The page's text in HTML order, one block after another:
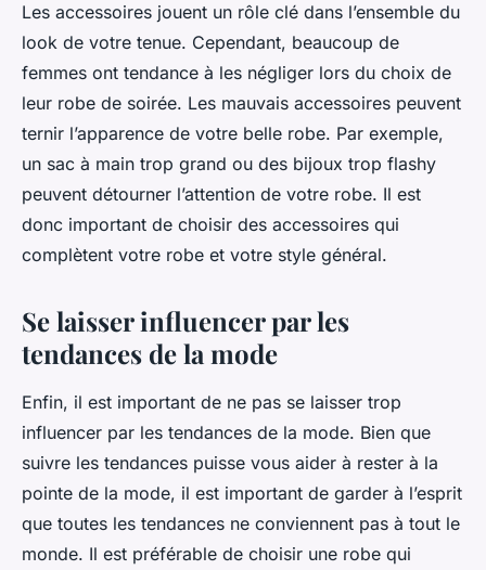
Les accessoires jouent un rôle clé dans l’ensemble du
look de votre tenue. Cependant, beaucoup de
femmes ont tendance à les négliger lors du choix de
leur robe de soirée. Les mauvais accessoires peuvent
ternir l’apparence de votre belle robe. Par exemple,
un sac à main trop grand ou des bijoux trop flashy
peuvent détourner l’attention de votre robe. Il est
donc important de choisir des accessoires qui
complètent votre robe et votre style général.
Se laisser influencer par les
tendances de la mode
Enfin, il est important de ne pas se laisser trop
influencer par les tendances de la mode. Bien que
suivre les tendances puisse vous aider à rester à la
pointe de la mode, il est important de garder à l’esprit
que toutes les tendances ne conviennent pas à tout le
monde. Il est préférable de choisir une robe qui